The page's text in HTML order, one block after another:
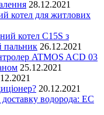
28.12.2021
котел для житлових
котел C15S з
пальник 26.12.2021
ATMOS ACD 03
25.12.2021
20.12.2021
водорода: EC